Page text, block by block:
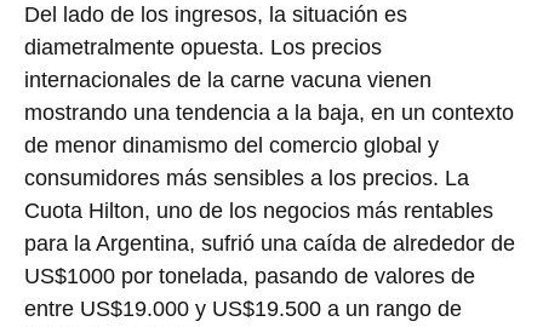
Del lado de los ingresos, la situación es
diametralmente opuesta. Los precios
internacionales de la carne vacuna vienen
mostrando una tendencia a la baja, en un contexto
de menor dinamismo del comercio global y
consumidores más sensibles a los precios. La
Cuota Hilton, uno de los negocios más rentables
para la Argentina, sufrió una caída de alrededor de
US$1000 por tonelada, pasando de valores de
entre US$19.000 y US$19.500 a un rango de